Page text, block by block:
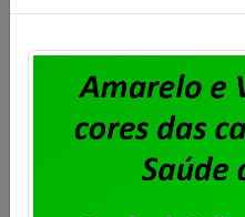
O Acordo Coletivo de
prevê, na cláusula 69ª, o
acordado em
Sindical. O montante fica
correspondente a meio
No caso do Sindpd-RJ,